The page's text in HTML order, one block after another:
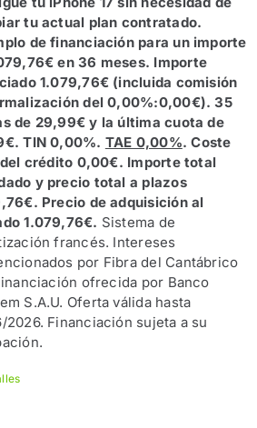
tu actual plan contratado.
de financiación para un importe
en 36 meses. Importe
1.079,76€ (incluida comisión
del 0,00%:0,00€). 35
de 29,99€ y la última cuota de
TIN 0,00%. TAE 0,00%. Coste
crédito 0,00€. Importe total
y precio total a plazos
Precio de adquisición al
1.079,76€. Sistema de
francés. Intereses
por Fibra del Cantábrico
ofrecida por Banco
S.A.U. Oferta válida hasta
2026. Financiación sujeta a su